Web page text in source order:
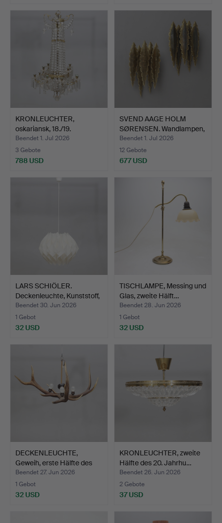
KRONLEUCHTER,
oskariansk, 18./19.
Jahrhund…
Beendet 1. Jul 2026
3 Gebote
788 USD
SVEND AAGE HOLM
SØRENSEN. Wandlampen,
1 Pa…
Beendet 1. Jul 2026
12 Gebote
677 USD
LARS SCHIÖLER.
Deckenleuchte, Kunststoff,
…
Beendet 30. Jun 2026
1 Gebot
32 USD
TISCHLAMPE, Messing und
Glas, zweite Hälft…
Beendet 28. Jun 2026
1 Gebot
32 USD
DECKENLEUCHTE,
Geweih, erste Hälfte des
20…
Beendet 27. Jun 2026
1 Gebot
32 USD
KRONLEUCHTER, zweite
Hälfte des 20. Jahrhu…
Beendet 26. Jun 2026
2 Gebote
37 USD